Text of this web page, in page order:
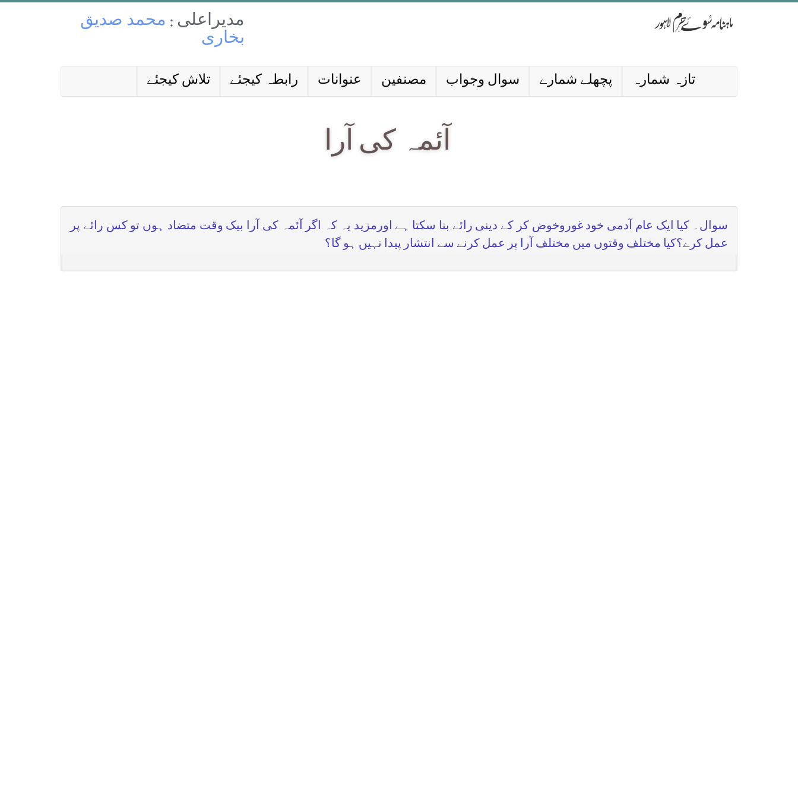
مدیراعلی : محمد صدیق
بخاری
تلاش کیجئے رابطہ کیجئے عنوانات مصنفین سوال وجواب پچھلے شمارے تازہ شمارہ
آئمہ کی آرا
سوال۔ کیا ایک عام آدمی خود غوروخوض کر کے دینی رائے بنا سکتا ہے اورمزید یہ کہ اگر آئمہ کی آرا بیک وقت متضاد ہوں تو کس رائے پر
عمل کرے؟کیا مختلف وقتوں میں مختلف آرا پر عمل کرنے سے انتشار پیدا نہیں ہو گا؟